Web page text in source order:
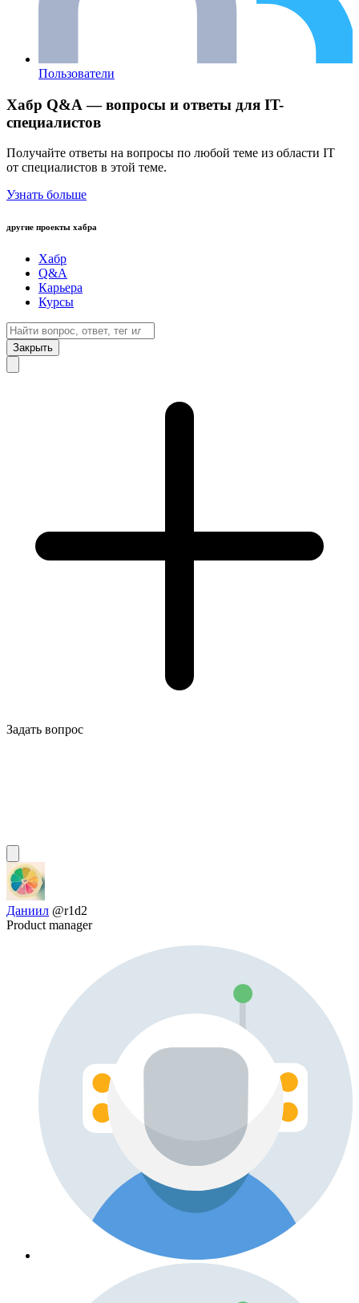
Пользователи
Хабр Q&A — вопросы и ответы для IT-
специалистов
Получайте ответы на вопросы по любой теме из области IT
от специалистов в этой теме.
Узнать больше
другие проекты хабра
Хабр
Q&A
Карьера
Курсы
Закрыть
Задать вопрос
Даниил @r1d2
Product manager